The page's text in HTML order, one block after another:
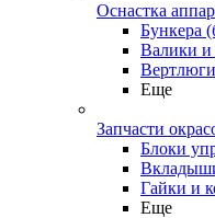
Оснастка
Бункера
Валики и
Вертлюги
Еще
Запчасти
Блоки
Гайки и
Еще